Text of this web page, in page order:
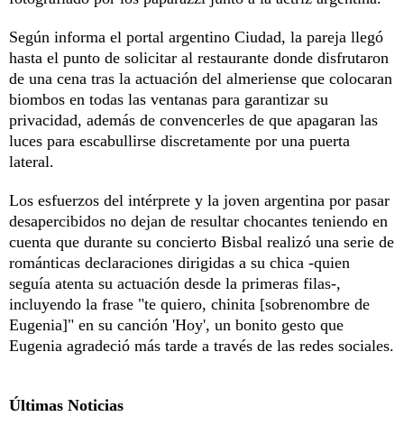
Según informa el portal argentino Ciudad, la pareja llegó
hasta el punto de solicitar al restaurante donde disfrutaron
de una cena tras la actuación del almeriense que colocaran
biombos en todas las ventanas para garantizar su
privacidad, además de convencerles de que apagaran las
luces para escabullirse discretamente por una puerta
lateral.
Los esfuerzos del intérprete y la joven argentina por pasar
desapercibidos no dejan de resultar chocantes teniendo en
cuenta que durante su concierto Bisbal realizó una serie de
románticas declaraciones dirigidas a su chica -quien
seguía atenta su actuación desde la primeras filas-,
incluyendo la frase "te quiero, chinita [sobrenombre de
Eugenia]" en su canción 'Hoy', un bonito gesto que
Eugenia agradeció más tarde a través de las redes sociales.
Últimas Noticias